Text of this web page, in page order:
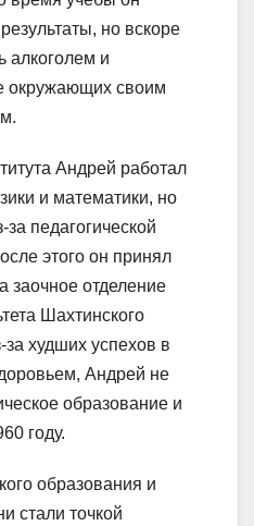
но вскоре
алкоголем и
окружающих своим
Андрей работал
и математики, но
педагогической
этого он принял
заочное отделение
Шахтинского
за худших успехов в
Андрей не
образование и
году.
образования и
стали точкой